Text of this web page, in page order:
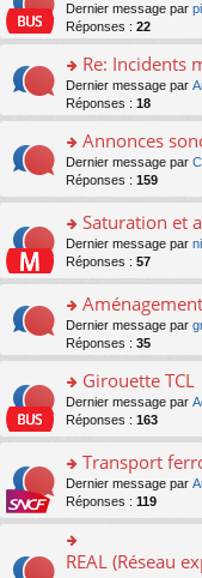
c
e
nt
pl
u
ré
c
e
nt
n
o
n
lu
le
pl
u
ré
c
e
nt
s
a
e
n
o
n
lu
le
pl
u
ré
c
e
nt
er
le
m
e
s
s
a
e
n
o
n
lu
le
pl
ré
c
e
nt
o
n
s
ult
er
le
m
e
s
s
a
g
e
n
o
n
le
pl
u
ré
c
e
nt
Dernier message par
Réponses : 22
o
n
s
ult
er
le
s
s
a
g
e
n
o
n
le
pl
u
s
ré
c
e
nt
Re: Incidents
Dernier message par
Réponses : 18
o
n
s
ult
er
le
m
e
s
s
a
g
e
n
o
le
pl
u
s
ré
c
Annonces
Dernier message par
Réponses : 159
o
n
s
ult
er
le
m
s
s
a
g
e
n
o
le
pl
Saturation et
Dernier message par
Réponses : 57
o
n
s
ult
er
le
s
s
a
g
e
n
Dernier message par
Réponses : 35
o
n
s
ult
er
le
m
e
s
s
Girouette TCL
Dernier message par
Réponses : 163
o
n
s
ult
er
le
Transport
Dernier message par
Réponses : 119
o
REAL (Réseau